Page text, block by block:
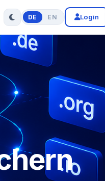
DE EN Login